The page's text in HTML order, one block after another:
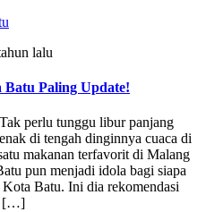
lalu
Batu Paling Update!
perlu tunggu libur panjang
di tengah dinginnya cuaca di
makanan terfavorit di Malang
pun menjadi idola bagi siapa
Batu. Ini dia rekomendasi
[…]